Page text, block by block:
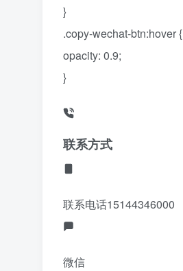
}
.copy-wechat-btn:hover {
opacity: 0.9;
}
联系方式
联系电话15144346000
微信